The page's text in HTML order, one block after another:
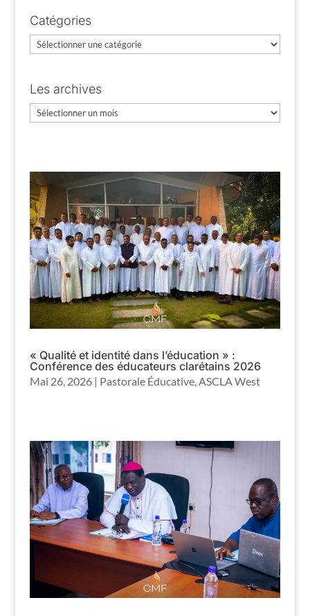
Catégories
Catégories
Les archives
Les
« Qualité et identité dans l’éducation » :
Conférence des éducateurs clarétains 2026
Mai 26, 2026| Pastorale Éducative,ASCLA West